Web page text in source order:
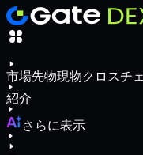
市場先物現物クロスチ
紹介
さらに表示